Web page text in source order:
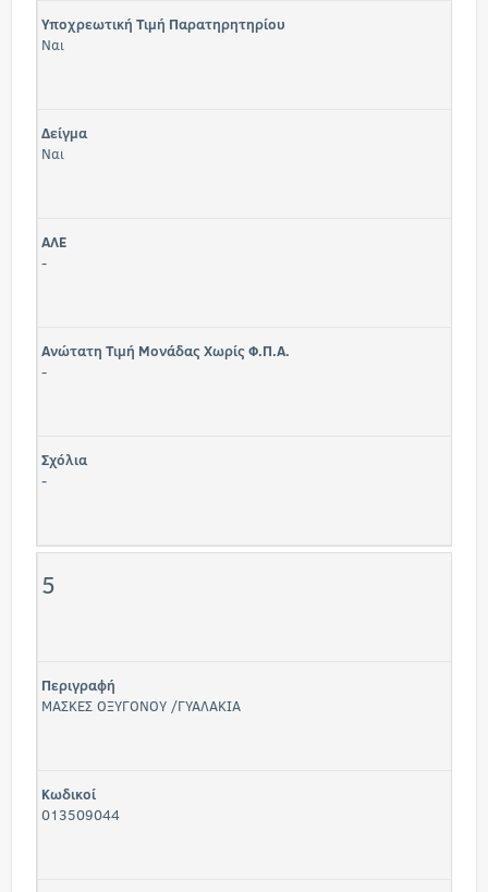
Υποχρεωτική Τιμή Παρατηρητηρίου
Ναι
Δείγμα
Ναι
ΑΛΕ
-
Ανώτατη Τιμή Μονάδας Χωρίς Φ.Π.Α.
-
Σχόλια
-
5
Περιγραφή
ΜΑΣΚΕΣ ΟΞΥΓΟΝΟΥ /ΓΥΑΛΑΚΙΑ
Κωδικοί
013509044